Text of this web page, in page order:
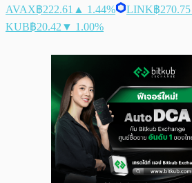
AVAX฿222.61 ▲ 1.44% LINK฿270.75
KUB฿20.42 ▼ 1.00%